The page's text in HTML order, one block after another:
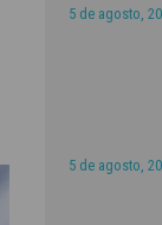
5 de agosto,
5 de agosto,